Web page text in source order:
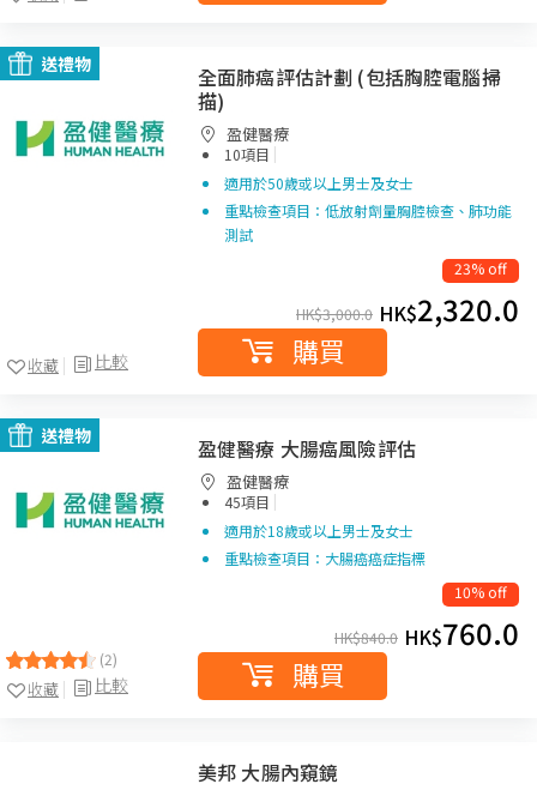
送禮物
比較
收藏
全面肺癌評估計劃 (包括胸腔電腦掃
描)
盈健醫療
10項目 |
適用於50歲或以上男士及女士
重點檢查項目：低放射劑量胸腔檢查、肺功能
測試
23% off
HK$3,000.0 HK$2,320.0
購買
送禮物
(2)
比較
收藏
盈健醫療 大腸癌風險評估
盈健醫療
45項目 |
適用於18歲或以上男士及女士
重點檢查項目：大腸癌癌症指標
10% off
HK$840.0 HK$760.0
購買
美邦 大腸內窺鏡